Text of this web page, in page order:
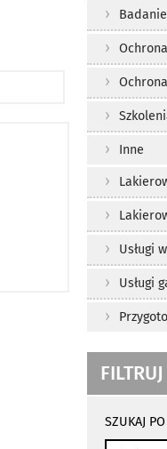
Inne
Usługi
Usługi
wyszukiwania
SZUKAJ